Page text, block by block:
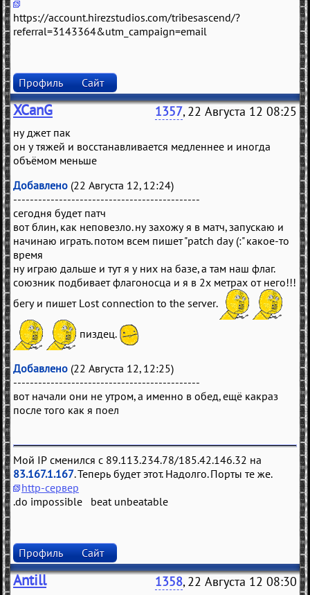
https://account.hirezstudios.com/tribesascend/?
referral=3143364&utm_campaign=email
Профиль Сайт
XCanG 1357, 22 Августа 12 08:25
ну джет пак
он у тяжей и восстанавливается медленнее и иногда
объёмом меньше
Добавлено (22 Августа 12, 12:24)
---------------------------------------------
сегодня будет патч
вот блин, как неповезло. ну захожу я в матч, запускаю и
начинаю играть. потом всем пишет "patch day (:" какое-то
время
ну играю дальше и тут я у них на базе, а там наш флаг.
союзник подбивает флагоносца и я в 2х метрах от него!!!
бегу и пишет Lost connection to the server.
пиздец.
Добавлено (22 Августа 12, 12:25)
---------------------------------------------
вот начали они не утром, а именно в обед, ещё какраз
после того как я поел
Мой IP сменился с 89.113.234.78/185.42.146.32 на
83.167.1.167. Теперь будет этот. Надолго. Порты те же.
http-сервер
.do impossible beat unbeatable
Профиль Сайт
Antill 1358, 22 Августа 12 08:30